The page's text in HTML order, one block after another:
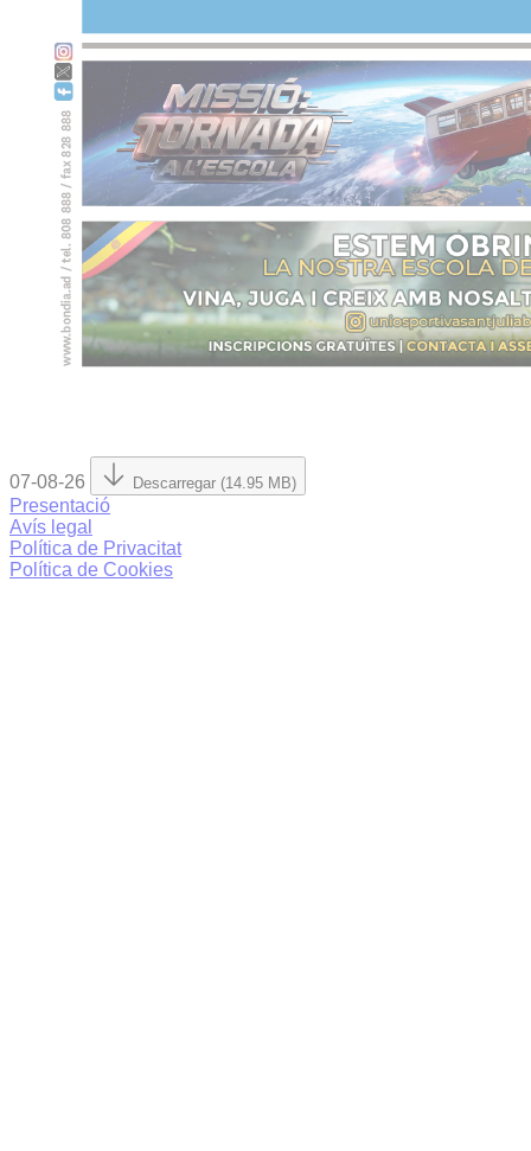
07-08-26 Descarregar (14.95 MB)
Presentació
Avís legal
Política de Privacitat
Política de Cookies